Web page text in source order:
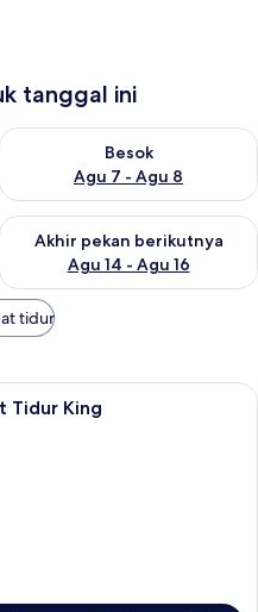
tanggal ini
ini Agu 6 - Agu 7
Besok
Agu 7 - Agu 8
Periksa ketersediaan untuk
ini Agu 7 - Agu 9
Akhir pekan berikutnya
Agu 14 - Agu 16
Periksa ketersediaan untuk
tidur
Setrika/meja setrika, Wi-Fi gratis,
Tidur King